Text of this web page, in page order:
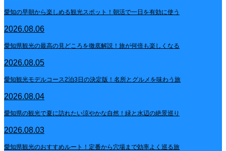
愛知の早朝から楽しめる観光スポット！朝活で一日を有効に使う
2026.08.06
愛知県観光の最高の見どころを徹底解説！旅が何倍も楽しくなる
2026.08.05
愛知観光モデルコース2泊3日の決定版！名所とグルメを味わう旅
2026.08.04
愛知県の観光で夏に訪れたい涼やかな自然！緑と水辺の絶景巡り
2026.08.03
愛知県観光のおすすめルート！定番から穴場まで効率よく巡る旅